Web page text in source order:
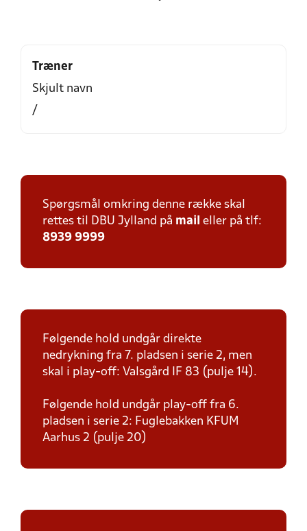
Træner
Skjult navn
/
Spørgsmål omkring denne række skal
rettes til DBU Jylland på mail eller på tlf:
8939 9999
Følgende hold undgår direkte
nedrykning fra 7. pladsen i serie 2, men
skal i play-off: Valsgård IF 83 (pulje 14).
Følgende hold undgår play-off fra 6.
pladsen i serie 2: Fuglebakken KFUM
Aarhus 2 (pulje 20)